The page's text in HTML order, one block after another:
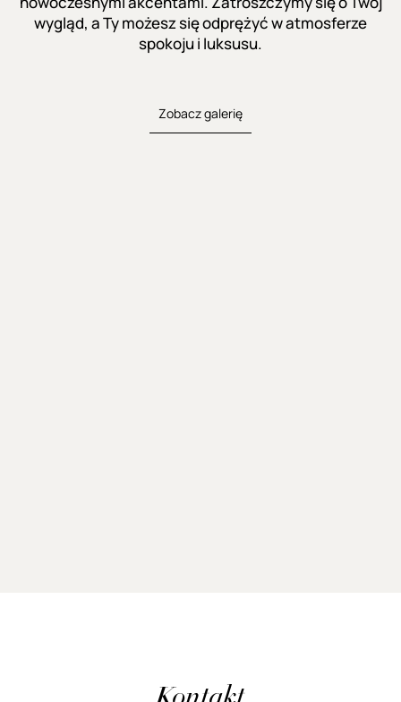
wygląd, a Ty możesz się odprężyć w atmosferze
spokoju i luksusu.
Zobacz galerię